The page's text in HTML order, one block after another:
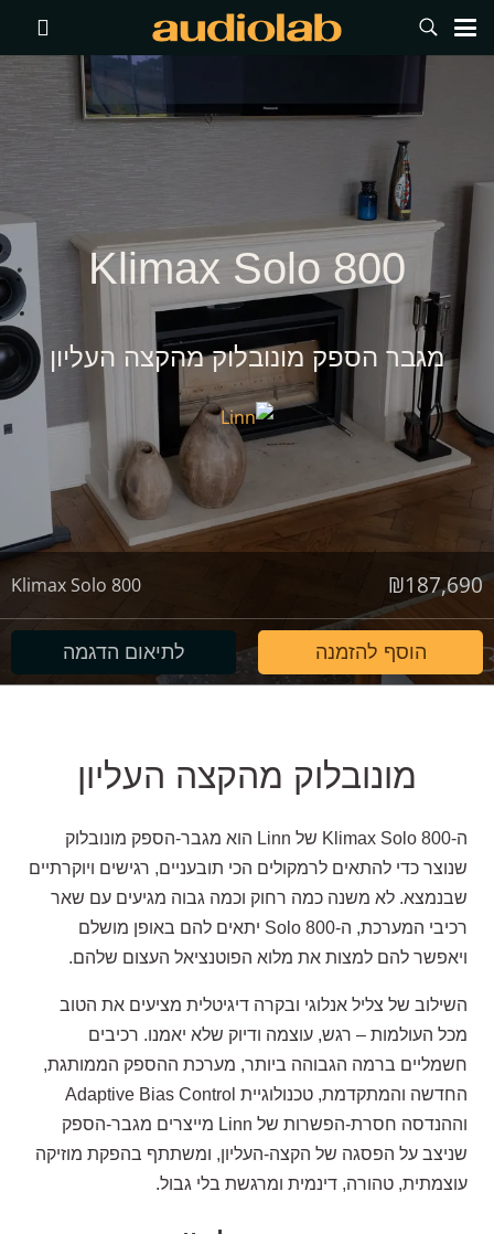
Klimax Solo 800
מגבר הספק מונובלוק מהקצה העליון
₪187,690
Klimax Solo 800
הוסף להזמנה לתיאום הדגמה
מונובלוק מהקצה העליון
ה-Klimax Solo 800 של Linn הוא מגבר-הספק מונובלוק
שנוצר כדי להתאים לרמקולים הכי תובעניים, רגישים ויוקרתיים
שבנמצא. לא משנה כמה רחוק וכמה גבוה מגיעים עם שאר
רכיבי המערכת, ה-Solo 800 יתאים להם באופן מושלם
ויאפשר להם למצות את מלוא הפוטנציאל העצום שלהם.
השילוב של צליל אנלוגי ובקרה דיגיטלית מציעים את הטוב
מכל העולמות – רגש, עוצמה ודיוק שלא יאמנו. רכיבים
חשמליים ברמה הגבוהה ביותר, מערכת ההספק הממותגת,
החדשה והמתקדמת, טכנולוגיית Adaptive Bias Control
וההנדסה חסרת-הפשרות של Linn מייצרים מגבר-הספק
שניצב על הפסגה של הקצה-העליון, ומשתתף בהפקת מוזיקה
עוצמתית, טהורה, דינמית ומרגשת בלי גבול.